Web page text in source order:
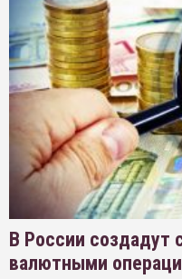
В России создадут
валютными